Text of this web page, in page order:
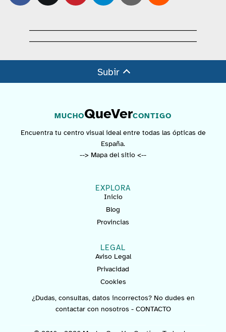
Subir
MUCHOQueVerCONTIGO
Encuentra tu centro visual ideal entre todas las ópticas de
España.
--> Mapa del sitio <--
EXPLORA
Inicio
Blog
Provincias
LEGAL
Aviso Legal
Privacidad
Cookies
¿Dudas, consultas, datos incorrectos? No dudes en
contactar con nosotros - CONTACTO